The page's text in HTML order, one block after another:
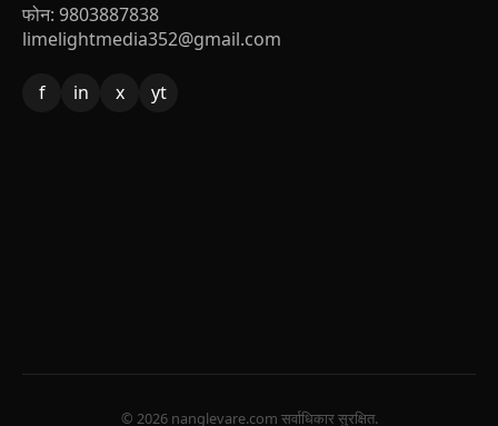
फोन: 9803887838
limelightmedia352@gmail.com
f in x yt
© 2026 nanglevare.com सर्वाधिकार सुरक्षित.